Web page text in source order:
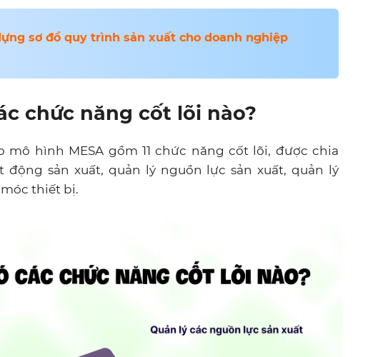
sơ đồ quy trình sản xuất cho doanh nghiệp
chức năng cốt lõi nào?
mô hình MESA gồm 11 chức năng cốt lõi, được chia
sản xuất, quản lý nguồn lực sản xuất, quản lý
thiết bị.